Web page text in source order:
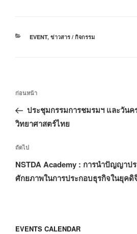
หมวด
EVENT, ข่าวสาร / กิจกรรม
แนะแนว
เรื่อง
เรื่อง
ก่อน
หน้า
ก่อนหน้า
ประชุมกรรมการชมรมฯ และวัน
วิทยาศาสตร์ไทย
เรื่อง
ถัด
ไป
ถัดไป
NSTDA Academy : การนำปัญญาป
ศักยภาพในการประกอบธุรกิจในยุคดิ
EVENTS CALENDAR